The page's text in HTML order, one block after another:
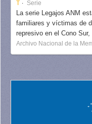
T Serie
La serie Legajos ANM
familiares y víctimas de
represivo en el Cono
Archivo Nacional de la